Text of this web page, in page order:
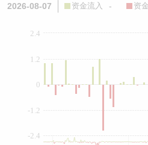
2026-08-07 资金流入 - 资
0
-2.4
-1.2
1.2
2.4